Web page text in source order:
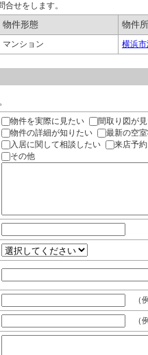
せをします。
物件形態 物件
マンション 横浜
物件を実際に見たい
間取り図が
物件の詳細が知りたい
最新の空
入居に関して相談したい
来店予
その他
（
（